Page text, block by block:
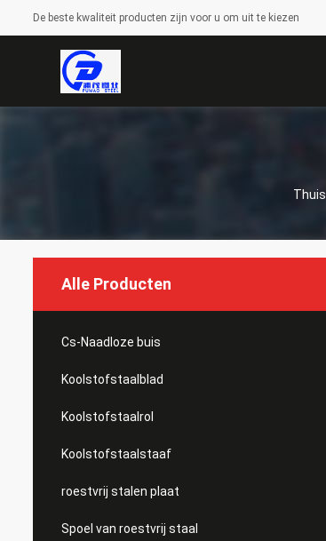
De beste kwaliteit producten zijn voor u om uit te kiezen
Thuis
Alle Producten
Cs-Naadloze buis
Koolstofstaalblad
Koolstofstaalrol
Koolstofstaalstaaf
roestvrij stalen plaat
Spoel van roestvrij staal